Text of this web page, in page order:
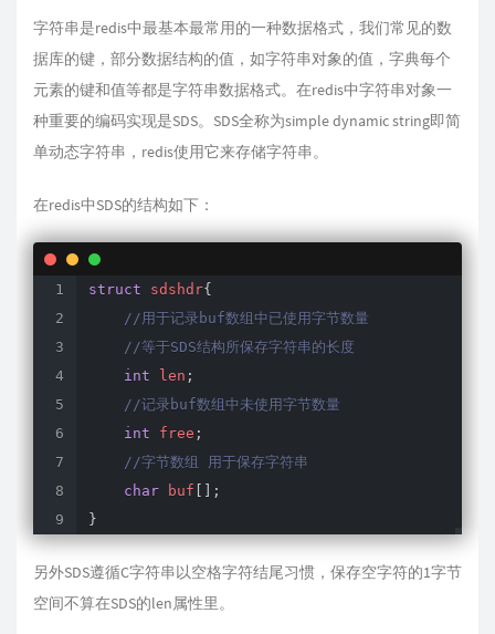
字符串是redis中最基本最常用的一种数据格式，我们常见的数
据库的键，部分数据结构的值，如字符串对象的值，字典每个
元素的键和值等都是字符串数据格式。在redis中字符串对象一
种重要的编码实现是SDS。SDS全称为simple dynamic string即简
单动态字符串，redis使用它来存储字符串。
在redis中SDS的结构如下：
struct sdshdr{
//用于记录buf数组中已使用字节数量
//等于SDS结构所保存字符串的长度
int len ;
//记录buf数组中未使用字节数量
int free ;
//字节数组 用于保存字符串
char buf
;
}
另外SDS遵循C字符串以空格字符结尾习惯，保存空字符的1字节
空间不算在SDS的len属性里。